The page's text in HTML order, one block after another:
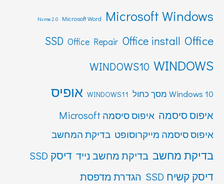
Microsoft Windows
Microsoft Word
Nvme 2.0
Office
Office install
Office Repair
SSD
WINDOWS
WINDOWS10
Windows 10 מסך כחול WINDOWS11 אופיס
איפוס סיסמה איפוס סיסמה Microsoft
איפוס סיסמה מייקרוסופט בדיקת המחשב
בדיקת מחשב בדיקת מחשב נייד דיסק SSD
דיסק קשיח SSD
הגדרת מדפסת